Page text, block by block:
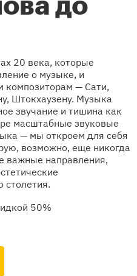
до
20 века, которые
о музыке, и
композиторам — Сати,
Штокхаузену. Музыка
звучание и тишина как
масштабные звуковые
— мы откроем для себя
возможно, еще никогда
важные направления,
столетия.
50%